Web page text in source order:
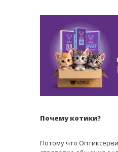
Почему котики?
Потому что